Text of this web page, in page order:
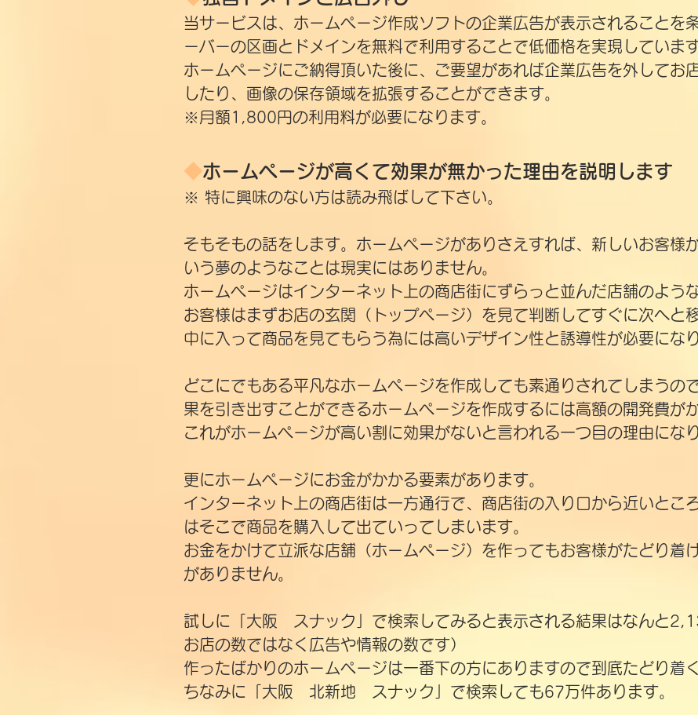
当サービスは、ホームページ作成ソフトの企業広告が表示されることを
ーバーの区画とドメインを無料で利用することで低価格を実現しています
ホームページにご納得頂いた後に、ご要望があれば企業広告を外してお
したり、画像の保存領域を拡張することができます。
​※月額1,800円の利用料が必要になります。
◆ホームページが高くて効果が無かった理由を説明します
※ 特に興味のない方は読み飛ばして下さい。
そもそもの話をします。ホームページがありさえすれば、新しいお客様
いう夢のようなことは現実にはありません。
ホームページはインターネット上の商店街にずらっと並んだ店舗のよう
お客様はまずお店の玄関（トップページ）を見て判断してすぐに次へと
中に入って商品を見てもらう為には高いデザイン性と誘導性が必要になり
どこにでもある平凡なホームページを作成しても素通りされてしまうの
果を引き出すことができるホームページを作成するには高額の開発費が
これがホームページが高い割に効果がないと言われる一つ目の理由になり
更にホームページにお金がかかる要素があります。
インターネット上の商店街は一方通行で、商店街の入り口から近いとこ
はそこで商品を購入して出ていってしまいます。
お金をかけて立派な店舗（ホームページ）を作ってもお客様がたどり着
がありません。
試しに「大阪 スナック」で検索してみると表示される結果はなんと
お店の数ではなく広告や情報の数です）
作ったばかりのホームページは一番下の方にありますので到底たどり着
ちなみに「大阪 北新地 スナック」で検索しても67万件あります。